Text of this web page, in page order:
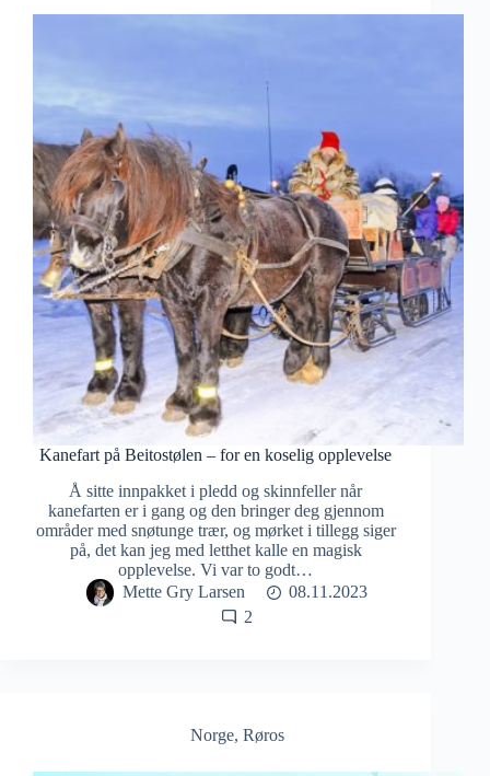
Kanefart på Beitostølen – for en koselig opplevelse
Å sitte innpakket i pledd og skinnfeller når
kanefarten er i gang og den bringer deg gjennom
områder med snøtunge trær, og mørket i tillegg siger
på, det kan jeg med letthet kalle en magisk
opplevelse. Vi var to godt…
Mette Gry Larsen
08.11.2023
2
Norge,Røros